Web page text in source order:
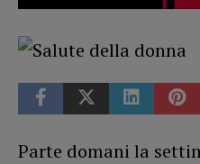
Parte domani la